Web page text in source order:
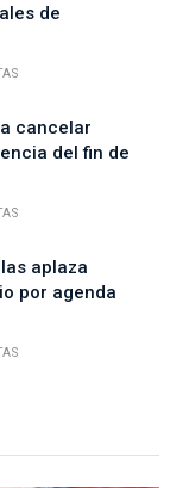
de
cancelar
del fin de
aplaza
por agenda